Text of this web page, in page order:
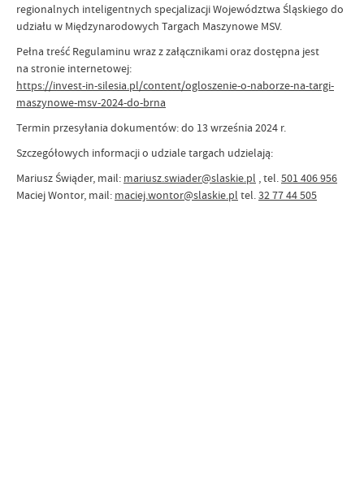
regionalnych inteligentnych specjalizacji Województwa Śląskiego do
udziału w Międzynarodowych Targach Maszynowe MSV.
Pełna treść Regulaminu wraz z załącznikami oraz dostępna jest
na stronie internetowej:
https://invest-in-silesia.pl/content/ogloszenie-o-naborze-na-targi-
maszynowe-msv-2024-do-brna
Termin przesyłania dokumentów: do 13 września 2024 r.
Szczegółowych informacji o udziale targach udzielają:
Mariusz Świąder, mail: mariusz.swiader@slaskie.pl , tel.501 406 956
Maciej Wontor, mail: maciej.wontor@slaskie.pl tel.32 77 44 505